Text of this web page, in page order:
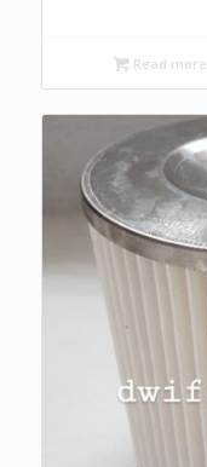
Read more